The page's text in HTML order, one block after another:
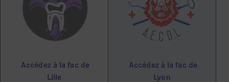
Accédez à la fac de
Lille
Accédez à la fac de
Lyon